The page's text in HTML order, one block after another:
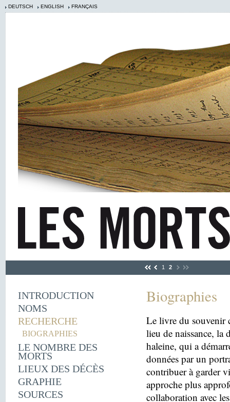
DEUTSCH ENGLISH FRANÇAIS
1 2
INTRODUCTION
NOMS
RECHERCHE
BIOGRAPHIES
LE NOMBRE DES
MORTS
LIEUX DES DÉCÈS
GRAPHIE
SOURCES
Biographies
Le livre du souvenir
lieu de naissance, la
haleine, qui a
données par un
contribuer à garder
approche plus
collaboration avec